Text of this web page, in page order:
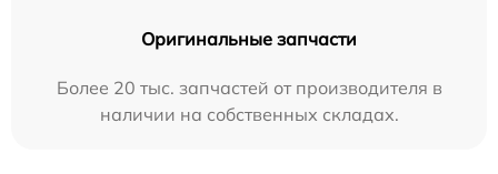
Оригинальные запчасти
Более 20 тыс. запчастей от производителя в
наличии на собственных складах.